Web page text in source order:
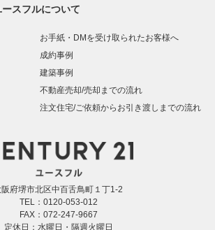
スフルについて
お手紙・DMを受け取られたお客様へ
成約事例
建築事例
不動産売却/売却までの流れ
注文住宅/ご依頼からお引き渡しまでの流れ
阪府堺市北区中百舌鳥町１丁1-2
TEL：0120-053-012
FAX：072-247-9667
定休日：水曜日・隔週火曜日